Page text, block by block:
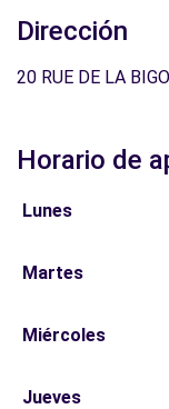
Dirección
20 RUE DE LA
Horario de
Lunes
Martes
Miércoles
Jueves